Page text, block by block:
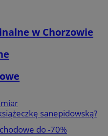
w Chorzowie
sanepidowską?
do -70%